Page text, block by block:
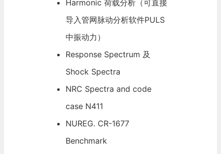
Harmonic 荷载分析（可直接
导入管网脉动分析软件PULS
中振动力）
Response Spectrum 及
Shock Spectra
NRC Spectra and code
case N411
NUREG. CR-1677
Benchmark